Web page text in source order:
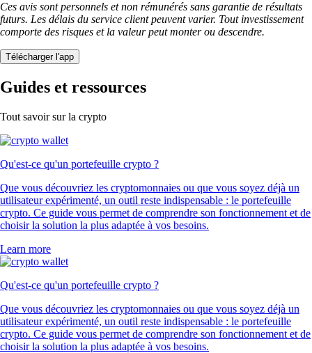
Ces avis sont personnels et non rémunérés sans garantie de résultats
futurs. Les délais du service client peuvent varier. Tout investissement
comporte des risques et la valeur peut monter ou descendre.
Télécharger l'app
Guides et ressources
Tout savoir sur la crypto
Qu'est-ce qu'un portefeuille crypto ?
Que vous découvriez les cryptomonnaies ou que vous soyez déjà un
utilisateur expérimenté, un outil reste indispensable : le portefeuille
crypto. Ce guide vous permet de comprendre son fonctionnement et de
choisir la solution la plus adaptée à vos besoins.
Learn more
Qu'est-ce qu'un portefeuille crypto ?
Que vous découvriez les cryptomonnaies ou que vous soyez déjà un
utilisateur expérimenté, un outil reste indispensable : le portefeuille
crypto. Ce guide vous permet de comprendre son fonctionnement et de
choisir la solution la plus adaptée à vos besoins.